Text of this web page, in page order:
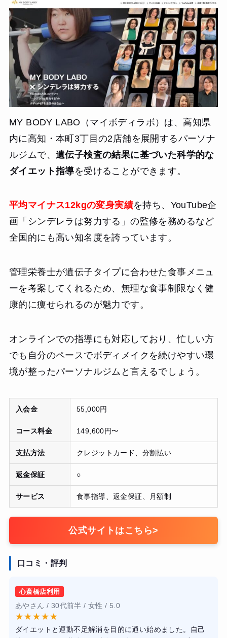
ない「一生モノの習慣」が手に入ったので、投資価値は十
分にあると感じています。
トレーナーから届く詳細なフィードバックにより、栄養学
的な知識が自然と身につき、漫然と食べていた食生活が劇
的に見直されました。
【結果・変化】
4ヶ月間のプログラムで体重は14kg落ち、ウエストも驚くほ
ど引き締まりました。後日の健康診断では、再検査対象だ
った数値がすべて基準値内に戻り、医師からも驚かれまし
た。料金は確かに高額ですが、一過性の減量ではなく、人
生後半に向けた「健康の買い戻し」と「正しい生活習慣の
習得」ができたと考えれば、十分に価値がある投資だった
と感じています。
MY BODY LABO（マイボディラボ）は、高知県
内に高知・本町3丁目の2店舗を展開するパーソナ
ルジムで、 遺伝子検査の結果に基づいた科学的な
ダイエット指導を受けることができます。
平均マイナス12kgの変身実績を持ち、YouTube企
画「シンデレラは努力する」の監修を務めるなど
全国的にも高い知名度を誇っています。
管理栄養士が遺伝子タイプに合わせた食事メニュ
ーを考案してくれるため、無理な食事制限なく健
康的に痩せられるのが魅力です。
オンラインでの指導にも対応しており、忙しい方
でも自分のペースでボディメイクを続けやすい環
境が整ったパーソナルジムと言えるでしょう。
入会金 55,000円
コース料金 149,600円〜
支払方法 クレジットカード、分割払い
返金保証 ○
サービス 食事指導、返金保証、月額制
公式サイトはこちら>
口コミ・評判
心斎橋店利用
あやさん / 30代前半 / 女性 / 5.0
★★★★★
ダイエットと運動不足解消を目的に通い始めました。自己